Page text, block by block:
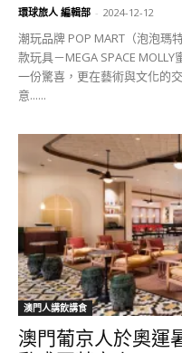
環球旅人 編輯部 - 2024-12-12
潮玩品牌 POP MART（泡泡瑪
款玩具－MEGA SPACE
一份驚喜，更在藝術與文化的
意......
澳門人講飲講食
澳門葡京人於奧運